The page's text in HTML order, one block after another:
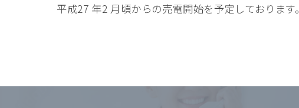
平成27 年2 月頃からの売電開始を予定しております。